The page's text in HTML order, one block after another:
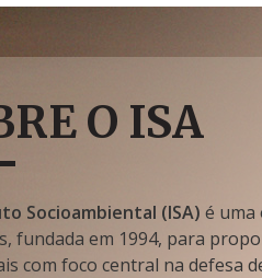
O ISA
Socioambiental (ISA) é uma
fundada em 1994, para
com foco central na defesa